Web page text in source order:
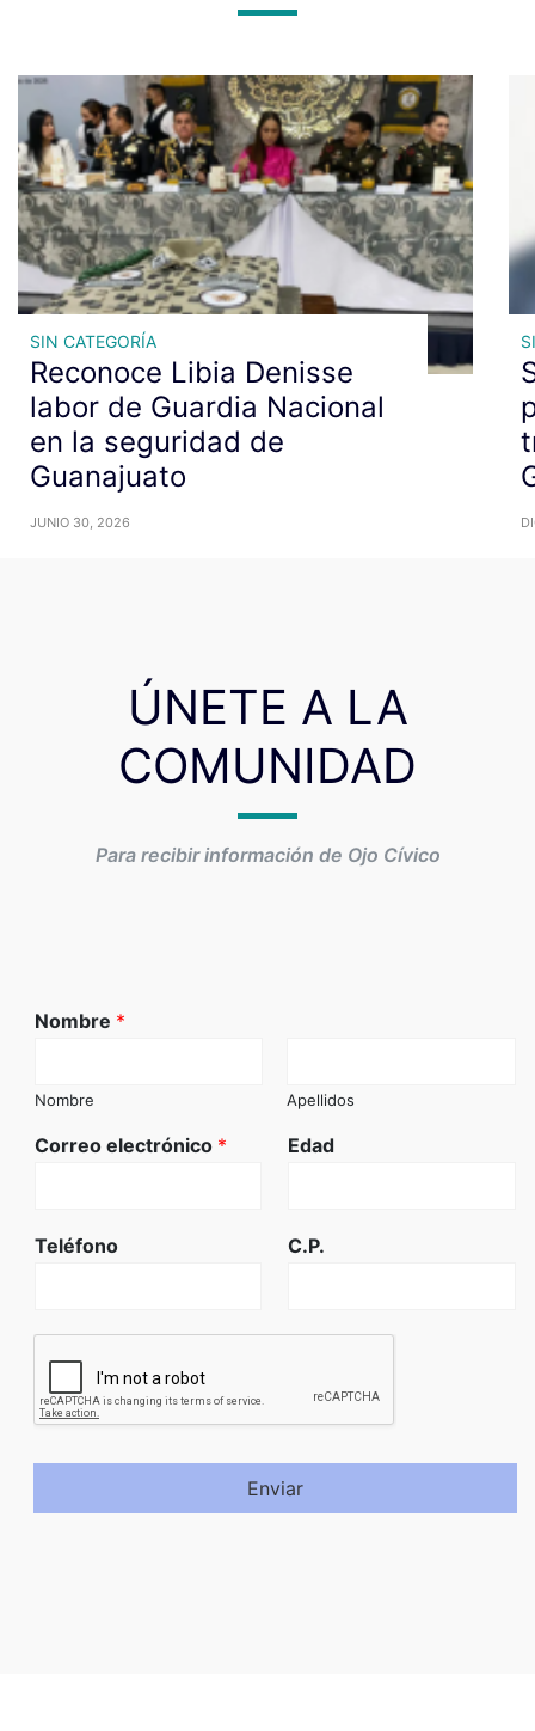
SIN CATEGORÍA
Reconoce Libia Denisse
labor de Guardia Nacional
en la seguridad de
Guanajuato
JUNIO 30, 2026
ÚNETE A LA
COMUNIDAD
Para recibir información de Ojo Cívico
Nombre *
Nombre Apellidos
Correo electrónico * Edad
Teléfono C.P.
Enviar